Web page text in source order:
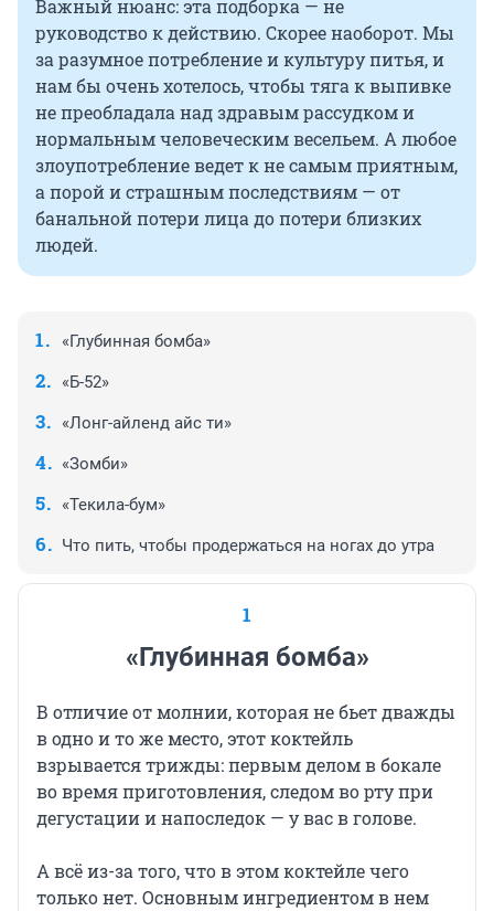
Важный нюанс: эта подборка — не
руководство к действию. Скорее наоборот. Мы
за разумное потребление и культуру питья, и
нам бы очень хотелось, чтобы тяга к выпивке
не преобладала над здравым рассудком и
нормальным человеческим весельем. А любое
злоупотребление ведет к не самым приятным,
а порой и страшным последствиям — от
банальной потери лица до потери близких
людей.
«Глубинная бомба»
«Б-52»
«Лонг-айленд айс ти»
«Зомби»
«Текила-бум»
Что пить, чтобы продержаться на ногах до утра
1
«Глубинная бомба»
В отличие от молнии, которая не бьет дважды
в одно и то же место, этот коктейль
взрывается трижды: первым делом в бокале
во время приготовления, следом во рту при
дегустации и напоследок — у вас в голове.
А всё из-за того, что в этом коктейле чего
только нет. Основным ингредиентом в нем